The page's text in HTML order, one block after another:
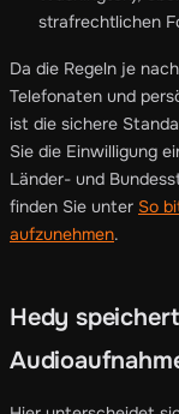
strafrechtlichen
Da die Regeln je
Telefonaten und
ist die sichere
Sie die Einwilligung
Länder- und
finden Sie unter So
aufzunehmen.
Hedy